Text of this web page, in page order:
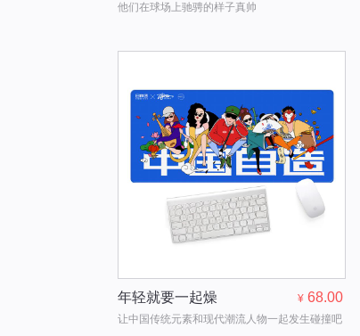
稿）
他们在球场上驰骋的样子真帅
年轻就要一起燥 ¥ 68.00
让中国传统元素和现代潮流人物一起发生碰撞吧